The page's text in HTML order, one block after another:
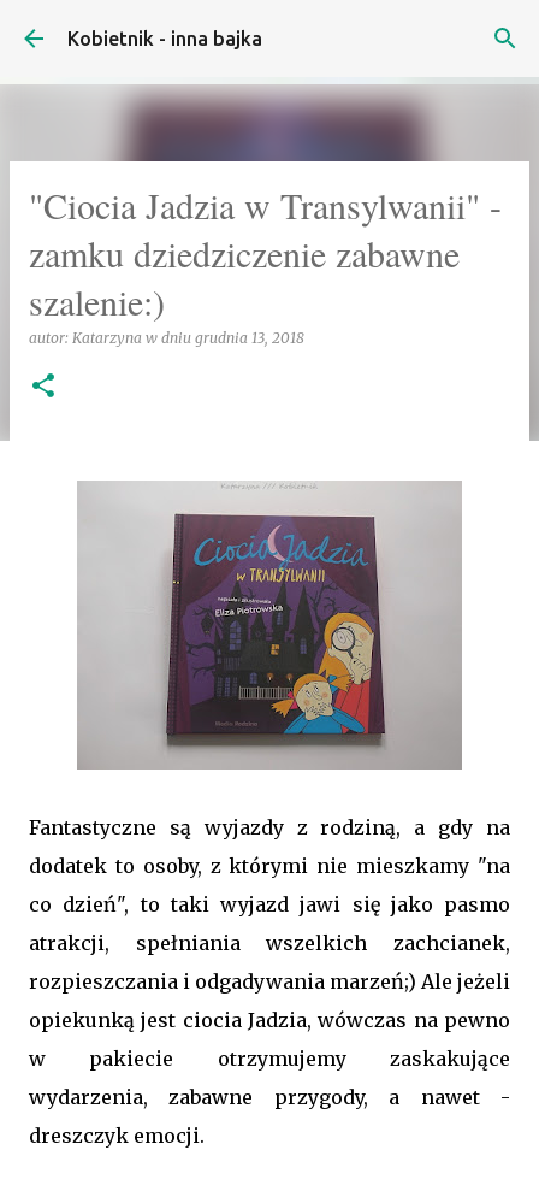
Przejdź do głównej zawartości
Kobietnik - inna bajka
"Ciocia Jadzia w Transylwanii" -
zamku dziedziczenie zabawne
szalenie:)
autor: Katarzyna w dniu grudnia 13, 2018
Fantastyczne są wyjazdy z rodziną, a gdy na
dodatek to osoby, z którymi nie mieszkamy "na
co dzień", to taki wyjazd jawi się jako pasmo
atrakcji, spełniania wszelkich zachcianek,
rozpieszczania i odgadywania marzeń;) Ale jeżeli
opiekunką jest ciocia Jadzia, wówczas na pewno
w pakiecie otrzymujemy zaskakujące
wydarzenia, zabawne przygody, a nawet -
dreszczyk emocji.